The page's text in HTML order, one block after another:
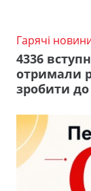
Гарячі
4336
отримали
зробити до